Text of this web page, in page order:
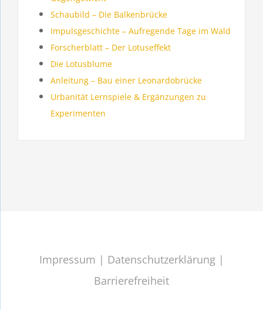
Schaubild – Die Balkenbrücke
Impulsgeschichte – Aufregende Tage im Wald
Forscherblatt – Der Lotuseffekt
Die Lotusblume
Anleitung – Bau einer Leonardobrücke
Urbanität Lernspiele & Ergänzungen zu
Experimenten
Impressum | Datenschutzerklärung|
Barrierefreiheit